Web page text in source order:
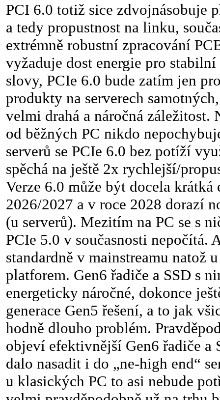
PCI 6.0 totiž sice zdvojnásobuje
a tedy propustnost na linku,
extrémně robustní zpracování
vyžaduje dost energie pro
slovy, PCIe 6.0 bude zatím jen
produkty na serverech
velmi drahá a náročná záležitost.
od běžných PC nikdo
serverů se PCIe 6.0 bez potíží
spěchá na ještě 2x rychlejší/
Verze 6.0 může být docela krátká
2026/2027 a v roce 2028 dorazí
(u serverů). Mezitím na PC se s
PCIe 5.0 v současnosti nepočítá.
standardně v mainstreamu natož
platforem. Gen6 řadiče a SSD s
energeticky náročné, dokonce
generace Gen5 řešení, a to jak
hodně dlouho problém.
objeví efektivnější Gen6 řadiče a
dalo nasadit i do „ne-high end“
u klasických PC to asi nebude